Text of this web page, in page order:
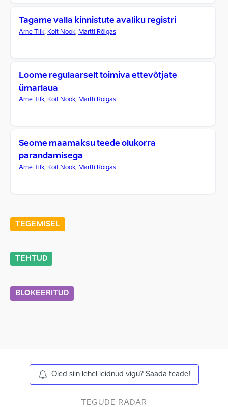
Tagame valla kinnistute avaliku registri
Arne Tilk, Koit Nook, Martti Rõigas
Loome regulaarselt toimiva ettevõtjate
ümarlaua
Arne Tilk, Koit Nook, Martti Rõigas
Seome maamaksu teede olukorra
parandamisega
Arne Tilk, Koit Nook, Martti Rõigas
TEGEMISEL
TEHTUD
BLOKEERITUD
Oled siin lehel leidnud vigu? Saada teade!
TEGUDE RADAR